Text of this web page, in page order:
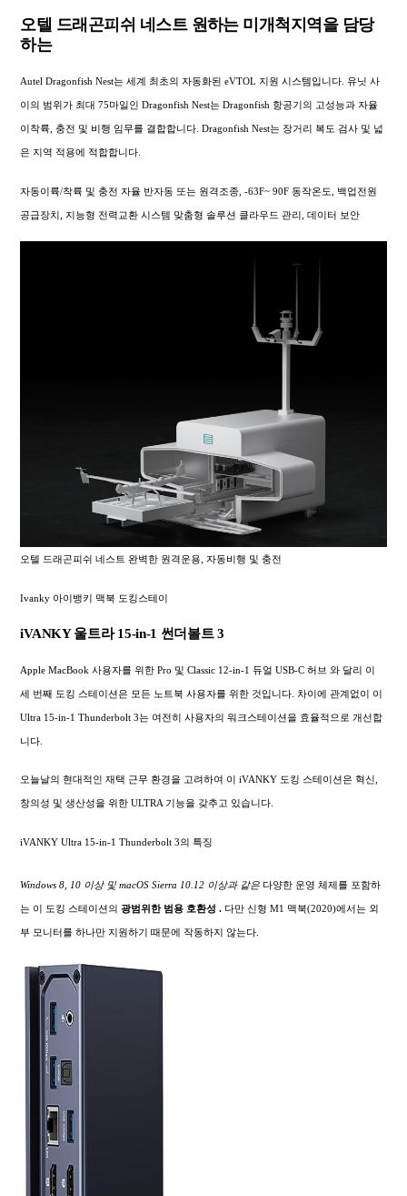
오텔 드래곤피쉬 네스트 원하는 미개척지역을 담당
하는
Autel Dragonfish Nest는 세계 최초의 자동화된 eVTOL 지원 시스템입니다. 유닛 사
이의 범위가 최대 75마일인 Dragonfish Nest는 Dragonfish 항공기의 고성능과 자율
이착륙, 충전 및 비행 임무를 결합합니다. Dragonfish Nest는 장거리 복도 검사 및 넓
은 지역 적용에 적합합니다.
자동이륙/착륙 및 충전 자율 반자동 또는 원격조종, -63F~ 90F 동작온도, 백업전원
공급장치, 지능형 전력교환 시스템 맞춤형 솔루션 클라우드 관리, 데이터 보안
오텔 드래곤피쉬 네스트 완벽한 원격운용, 자동비행 및 충전
Ivanky 아이뱅키 맥북 도킹스테이
iVANKY 울트라 15-in-1 썬더볼트 3
Apple MacBook 사용자를 위한 Pro 및 Classic 12-in-1 듀얼 USB-C 허브 와 달리 이
세 번째 도킹 스테이션은 모든 노트북 사용자를 위한 것입니다. 차이에 관계없이 이
Ultra 15-in-1 Thunderbolt 3는 여전히 사용자의 워크스테이션을 효율적으로 개선합
니다.
오늘날의 현대적인 재택 근무 환경을 고려하여 이 iVANKY 도킹 스테이션은 혁신,
창의성 및 생산성을 위한 ULTRA 기능을 갖추고 있습니다.
iVANKY Ultra 15-in-1 Thunderbolt 3의 특징
Windows 8, 10 이상 및 macOS Sierra 10.12 이상과 같은 다양한 운영 체제를 포함하
는 이 도킹 스테이션의광범위한 범용 호환성 . 다만 신형 M1 맥북(2020)에서는 외
부 모니터를 하나만 지원하기 때문에 작동하지 않는다.